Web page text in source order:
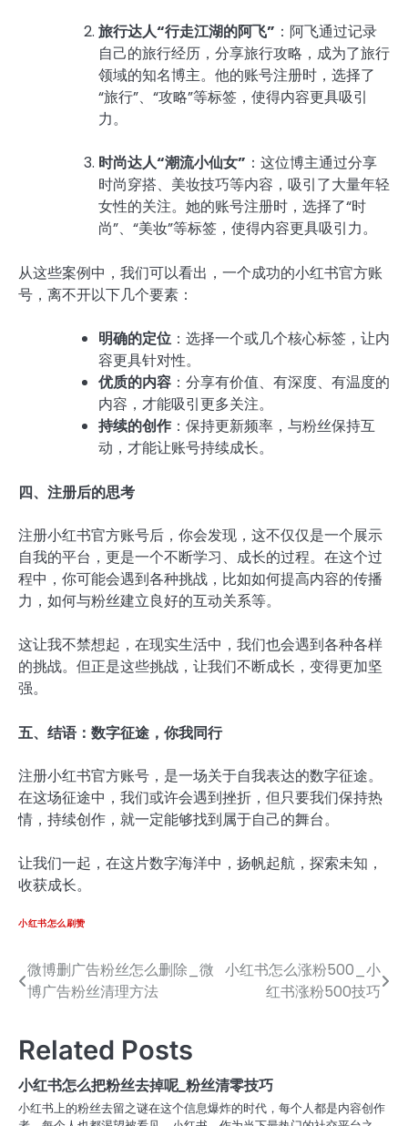
旅行达人“行走江湖的阿飞” ：阿飞通过记录
自己的旅行经历，分享旅行攻略，成为了旅行
领域的知名博主。他的账号注册时，选择了
“旅行”、“攻略”等标签，使得内容更具吸引
力。
时尚达人“潮流小仙女” ：这位博主通过分享
时尚穿搭、美妆技巧等内容，吸引了大量年轻
女性的关注。她的账号注册时，选择了“时
尚”、“美妆”等标签，使得内容更具吸引力。
从这些案例中，我们可以看出，一个成功的小红书官方账
号，离不开以下几个要素：
明确的定位 ：选择一个或几个核心标签，让内
容更具针对性。
优质的内容 ：分享有价值、有深度、有温度的
内容，才能吸引更多关注。
持续的创作 ：保持更新频率，与粉丝保持互
动，才能让账号持续成长。
四、注册后的思考
注册小红书官方账号后，你会发现，这不仅仅是一个展示
自我的平台，更是一个不断学习、成长的过程。在这个过
程中，你可能会遇到各种挑战，比如如何提高内容的传播
力，如何与粉丝建立良好的互动关系等。
这让我不禁想起，在现实生活中，我们也会遇到各种各样
的挑战。但正是这些挑战，让我们不断成长，变得更加坚
强。
五、结语：数字征途，你我同行
注册小红书官方账号，是一场关于自我表达的数字征途。
在这场征途中，我们或许会遇到挫折，但只要我们保持热
情，持续创作，就一定能够找到属于自己的舞台。
让我们一起，在这片数字海洋中，扬帆起航，探索未知，
收获成长。
小红书怎么刷赞
文
章
导
航
微博删广告粉丝怎么删除_微
博广告粉丝清理方法
小红书怎么涨粉500_小
红书涨粉500技巧
Related Posts
小红书怎么把粉丝去掉呢_粉丝清零技巧
小红书上的粉丝去留之谜在这个信息爆炸的时代，每个人都是内容创作